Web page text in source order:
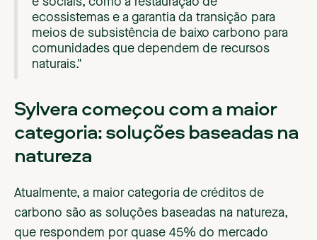
ecossistemas e a garantia da transição para
meios de subsistência de baixo carbono para
comunidades que dependem de recursos
naturais."
Sylveracomeçou com a maior
categoria: soluções baseadas na
natureza
Atualmente, a maior categoria de créditos de
carbono são as soluções baseadas na natureza,
que respondem por quase 45% do mercado